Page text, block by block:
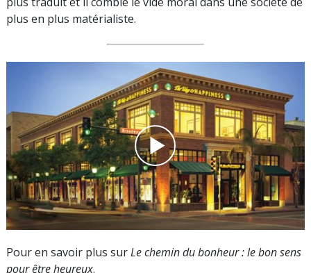
plus en plus matérialiste.
Pour en savoir plus surLe chemin du bonheur : le bon sens
pour être heureux.